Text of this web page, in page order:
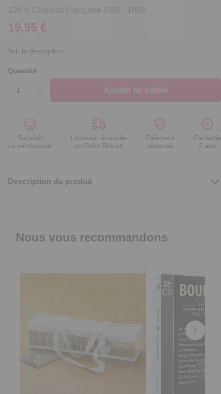
100 % Chanson Française 1900 - 1960
19,95 €
Voir la description
Quantité
Ajouter au panier
Satisfait
ou remboursé
Livraison domicile
ou Point Retrait
Paiement
sécurisé
Garantie
2 ans
Description du produit
Nous vous recommandons